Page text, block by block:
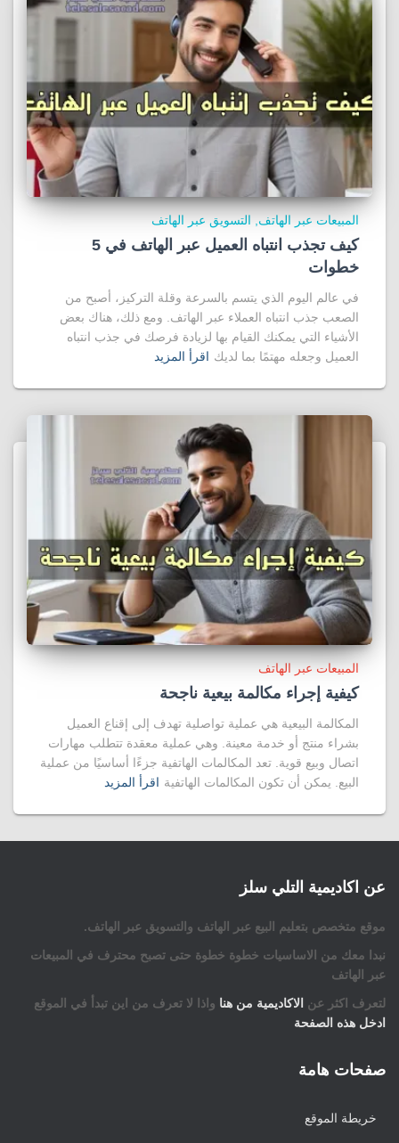
المبيعات عبر الهاتف التسويق عبر الهاتف
كيف تجذب انتباه العميل عبر الهاتف في 5
خطوات
في عالم اليوم الذي يتسم بالسرعة وقلة التركيز، أصبح من
الصعب جذب انتباه العملاء عبر الهاتف. ومع ذلك، هناك بعض
الأشياء التي يمكنك القيام بها لزيادة فرصك في جذب انتباه
العميل وجعله مهتمًا بما لديك اقرأ المزيد
المبيعات عبر الهاتف
كيفية إجراء مكالمة بيعية ناجحة
المكالمة البيعية هي عملية تواصلية تهدف إلى إقناع العميل
بشراء منتج أو خدمة معينة. وهي عملية معقدة تتطلب مهارات
اتصال وبيع قوية. تعد المكالمات الهاتفية جزءًا أساسيًا من عملية
البيع. يمكن أن تكون المكالمات الهاتفية اقرأ المزيد
عن اكاديمية التلي سلز
موقع متخصص بتعليم البيع عبر الهاتف والتسويق عبر الهاتف.
نبدا معك من الاساسيات خطوة خطوة حتى تصبح محترف في المبيعات
عبر الهاتف
لتعرف اكثر عن
الاكاديمية من هنا واذا لا تعرف من اين تبدأ في الموقع
ادخل هذه الصفحة
صفحات هامة
خريطة الموقع